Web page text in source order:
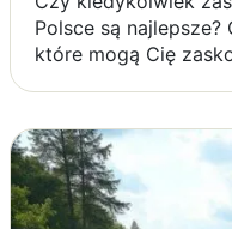
Polsce są
które mogą Cię